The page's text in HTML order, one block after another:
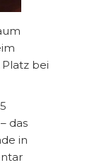
bei
das
in